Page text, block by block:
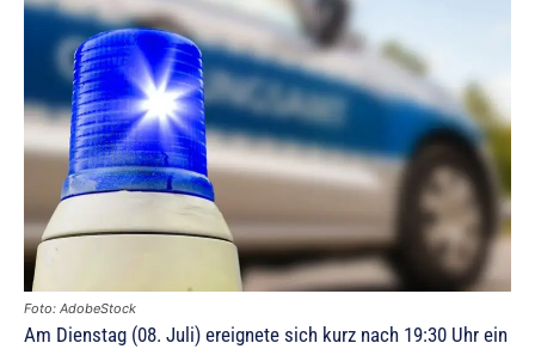
Foto: AdobeStock
Am Dienstag (08. Juli) ereignete sich kurz nach 19:30 Uhr ein